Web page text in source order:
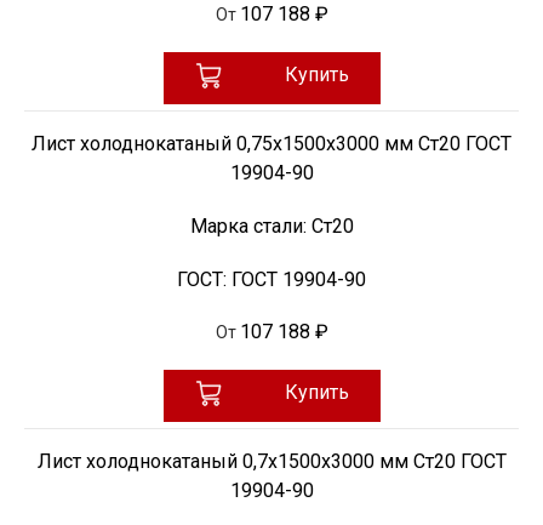
От 107 188 ₽
Купить
Лист холоднокатаный 0,75х1500х3000 мм Ст20 ГОСТ
19904-90
Марка стали: Ст20
ГОСТ: ГОСТ 19904-90
От 107 188 ₽
Купить
Лист холоднокатаный 0,7х1500х3000 мм Ст20 ГОСТ
19904-90